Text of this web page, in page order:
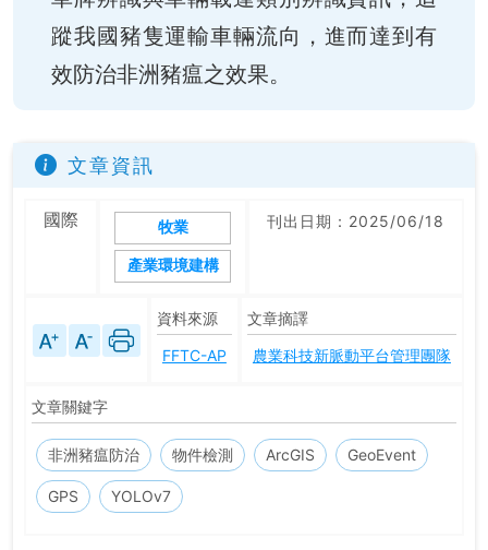
蹤我國豬隻運輸車輛流向，進而達到有
效防治非洲豬瘟之效果。
文章資訊
國際 牧業
產業環境建構
刊出日期：2025/06/18
資料來源
FFTC-AP
文章摘譯
農業科技新脈動平台管理團隊
文章關鍵字
非洲豬瘟防治 物件檢測 ArcGIS GeoEvent
GPS YOLOv7